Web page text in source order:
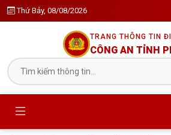
Thứ Bảy, 08/08/2026
TRANG THÔNG TIN
CÔNG AN TỈNH